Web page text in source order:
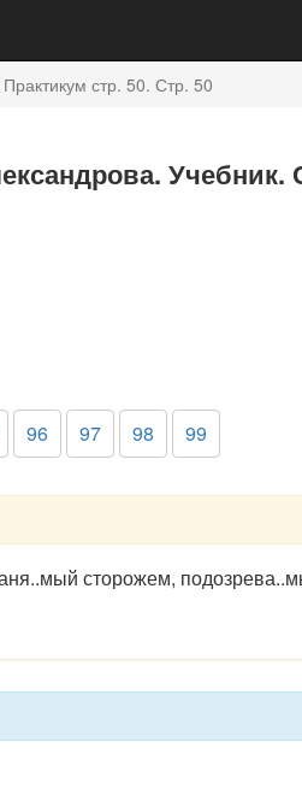
стр. 50. Стр. 50
Учебник.
96 97 98 99
сторожем,